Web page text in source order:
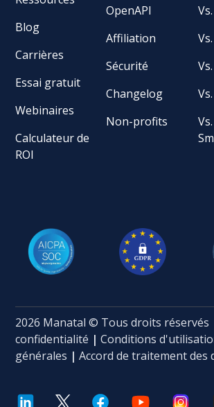
Blog
Carrières
Essai gratuit
Webinaires
Calculateur de
ROI
OpenAPI
Affiliation
Sécurité
Changelog
Non-profits
Vs.
2026 Manatal © Tous droits réservés
confidentialité |Conditions
générales | Accord de traitement des